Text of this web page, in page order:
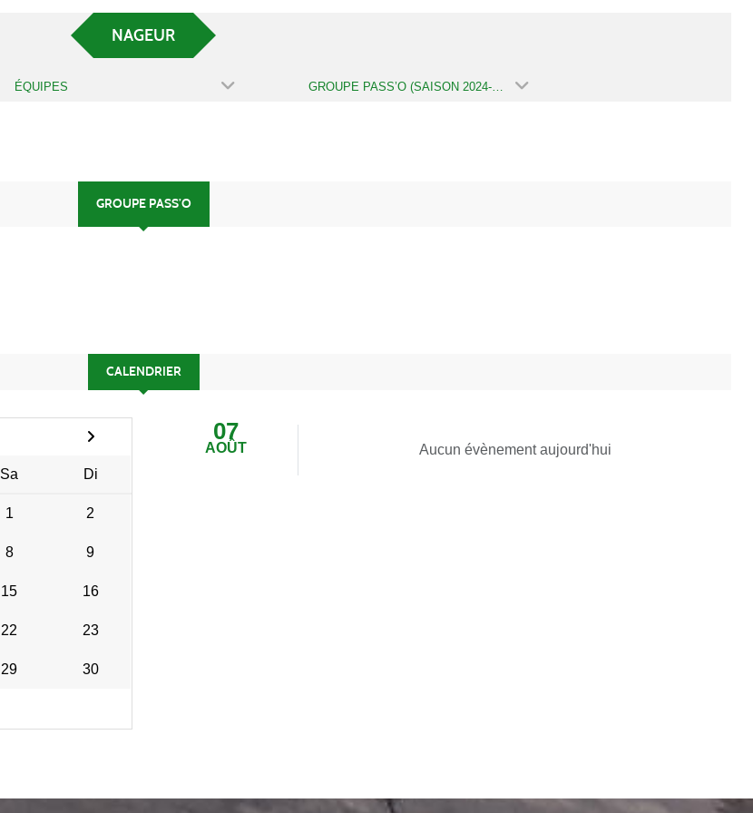
NAGEUR
ÉQUIPES
GROUPE PASS’O
CALENDRIER
Sa Di
1 2
8 9
15 16
22 23
29 30
07
AOÛT Aucun évènement aujourd'hui